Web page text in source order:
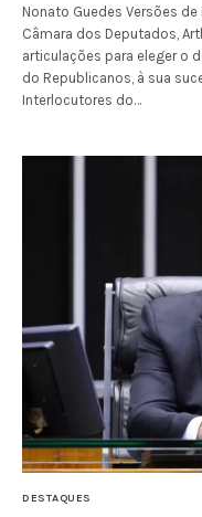
Nonato Guedes Versões
Câmara dos Deputados,
articulações para eleger o
do Republicanos, à sua
Interlocutores do…
DESTAQUES